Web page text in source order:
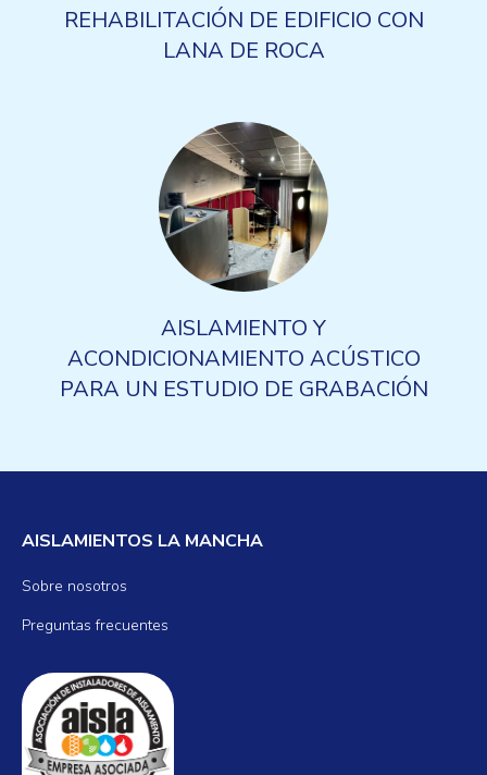
REHABILITACIÓN DE EDIFICIO CON
LANA DE ROCA
AISLAMIENTO Y
ACONDICIONAMIENTO ACÚSTICO
PARA UN ESTUDIO DE GRABACIÓN
AISLAMIENTOS LA MANCHA
Sobre nosotros
Preguntas frecuentes